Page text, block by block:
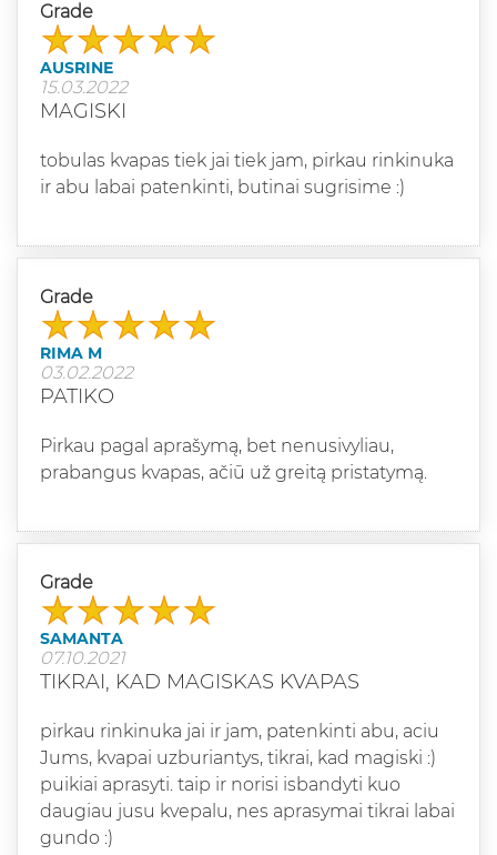
Grade
AUSRINE
15.03.2022
MAGISKI
tobulas kvapas tiek jai tiek jam, pirkau rinkinuka
ir abu labai patenkinti, butinai sugrisime :)
Grade
RIMA M
03.02.2022
PATIKO
Pirkau pagal aprašymą, bet nenusivyliau,
prabangus kvapas, ačiū už greitą pristatymą.
Grade
SAMANTA
07.10.2021
TIKRAI, KAD MAGISKAS KVAPAS
pirkau rinkinuka jai ir jam, patenkinti abu, aciu
Jums, kvapai uzburiantys, tikrai, kad magiski :)
puikiai aprasyti. taip ir norisi isbandyti kuo
daugiau jusu kvepalu, nes aprasymai tikrai labai
gundo :)